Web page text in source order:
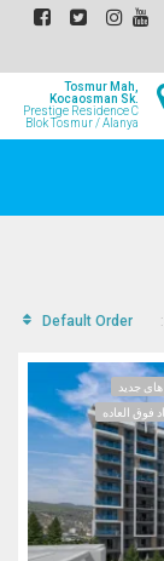
Tosmur Mah,
Kocaosman Sk.
Prestige Residence C
Blok Tosmur / Alanya
Default Order
جدید
فوق العاده